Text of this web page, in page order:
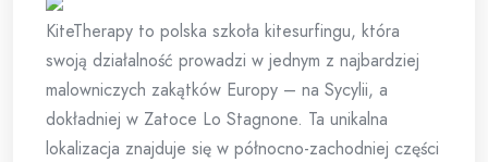
KiteTherapy to polska szkoła kitesurfingu, która
swoją działalność prowadzi w jednym z najbardziej
malowniczych zakątków Europy – na Sycylii, a
dokładniej w Zatoce Lo Stagnone. Ta unikalna
lokalizacja znajduje się w północno-zachodniej części